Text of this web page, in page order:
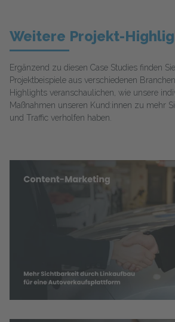
Weitere Projekt-
Ergänzend zu diesen Case Studies finden
Projektbeispiele aus verschiedenen
Highlights veranschaulichen, wie unsere
Maßnahmen unseren Kund:innen zu mehr
und Traffic verholfen haben.